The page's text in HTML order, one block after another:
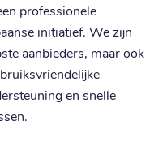
professionele
initiatief. We zijn
aanbieders, maar ook
en snelle